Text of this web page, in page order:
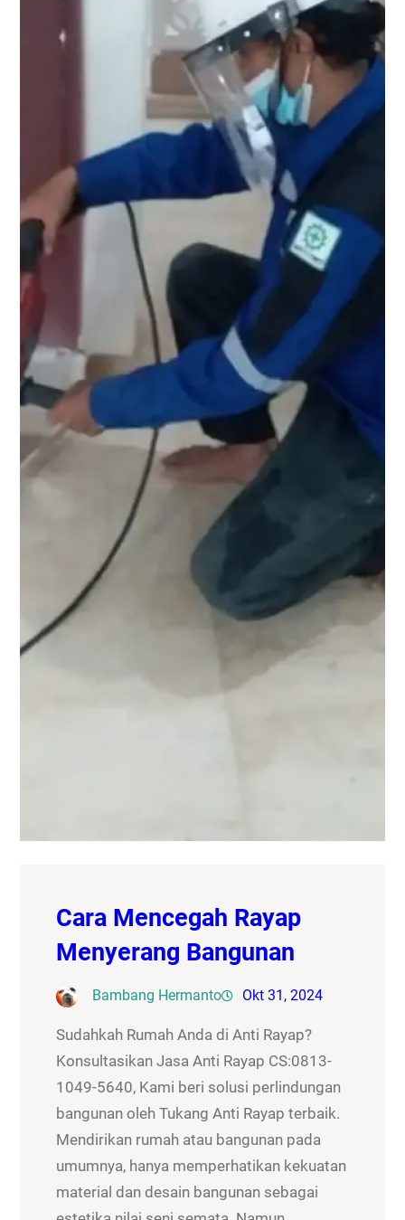
Cara Mencegah Rayap
Menyerang Bangunan
Bambang Hermanto Okt 31, 2024
Sudahkah Rumah Anda di Anti Rayap?
Konsultasikan Jasa Anti Rayap CS:0813-
1049-5640, Kami beri solusi perlindungan
bangunan oleh Tukang Anti Rayap terbaik.
Mendirikan rumah atau bangunan pada
umumnya, hanya memperhatikan kekuatan
material dan desain bangunan sebagai